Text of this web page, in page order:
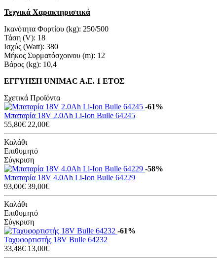
Τεχνικά Χαρακτηριστικά
Ικανότητα Φορτίου (kg): 250/500
Τάση (V): 18
Ισχύς (Watt): 380
Μήκος Συρματόσχοινου (m): 12
Βάρος (kg): 10,4
ΕΓΓΥΗΣΗ UNIMAC A.E. 1 ΕΤΟΣ
Σχετικά Προϊόντα
-61%
Μπαταρία 18V 2.0Ah Li-Ion Bulle 64245
55,80€ 22,00€
Καλάθι
Επιθυμητό
Σύγκριση
-58%
Μπαταρία 18V 4.0Ah Li-Ion Bulle 64229
93,00€ 39,00€
Καλάθι
Επιθυμητό
Σύγκριση
-61%
Ταχυφορτιστής 18V Bulle 64232
33,48€ 13,00€